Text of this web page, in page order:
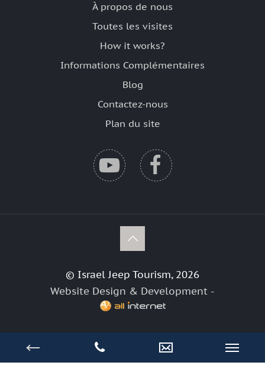
À propos de nous
Toutes les visites
How it works?
Informations Complémentaires
Blog
Contactez-nous
Plan du site
© Israel Jeep Tourism, 2026
Website Design & Development -